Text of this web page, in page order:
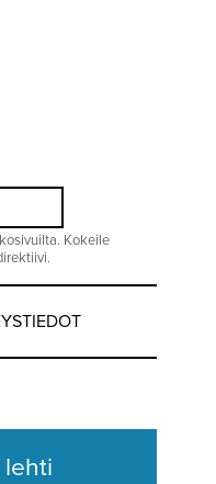
Kokeile
lehti